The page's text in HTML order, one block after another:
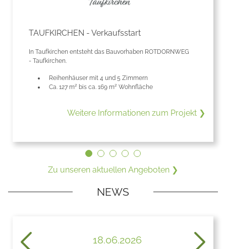
TAUFKIRCHEN - Verkaufsstart
In Taufkirchen entsteht das Bauvorhaben ROTDORNWEG
- Taufkirchen.
Reihenhäuser mit 4 und 5 Zimmern
Ca. 127 m² bis ca. 169 m² Wohnfläche
Weitere Informationen zum Projekt ❯
Zu unseren aktuellen Angeboten ❯
NEWS
18.06.2026